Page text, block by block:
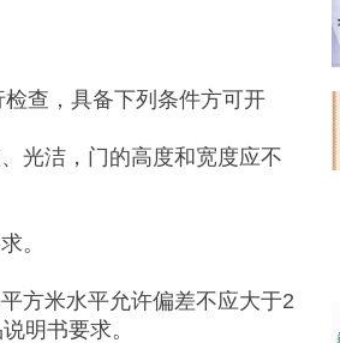
查，具备下列条件方可开
光洁，门的高度和宽度应不
。
方米水平允许偏差不应大于2
明书要求。